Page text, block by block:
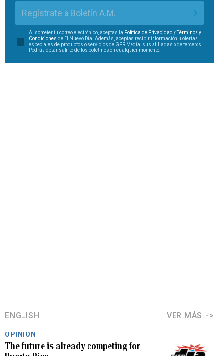
Regístrate a Boletín A.M.
Al someter tu correo electrónico, aceptas la Política de Privacidad yTérminos y
Condiciones de El Nuevo Día. Además, aceptas recibir información u ofertas
especiales de productos o servicios de GFR Media, sus afiliadas o de terceros.
Podrás optar salirte de los boletines en cualquier momento.
ENGLISH VER MÁS
OPINION
The future is already competing for